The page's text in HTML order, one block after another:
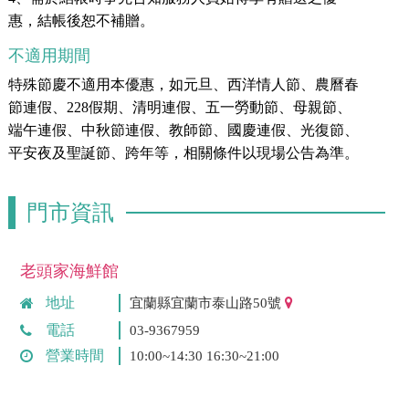
惠，結帳後恕不補贈。
不適用期間
特殊節慶不適用本優惠，如元旦、西洋情人節、農曆春
節連假、228假期、清明連假、五一勞動節、母親節、
端午連假、中秋節連假、教師節、國慶連假、光復節、
平安夜及聖誕節、跨年等，相關條件以現場公告為準。
門市資訊
老頭家海鮮館
地址 宜蘭縣宜蘭市泰山路50號
電話 03-9367959
營業時間 10:00~14:30 16:30~21:00